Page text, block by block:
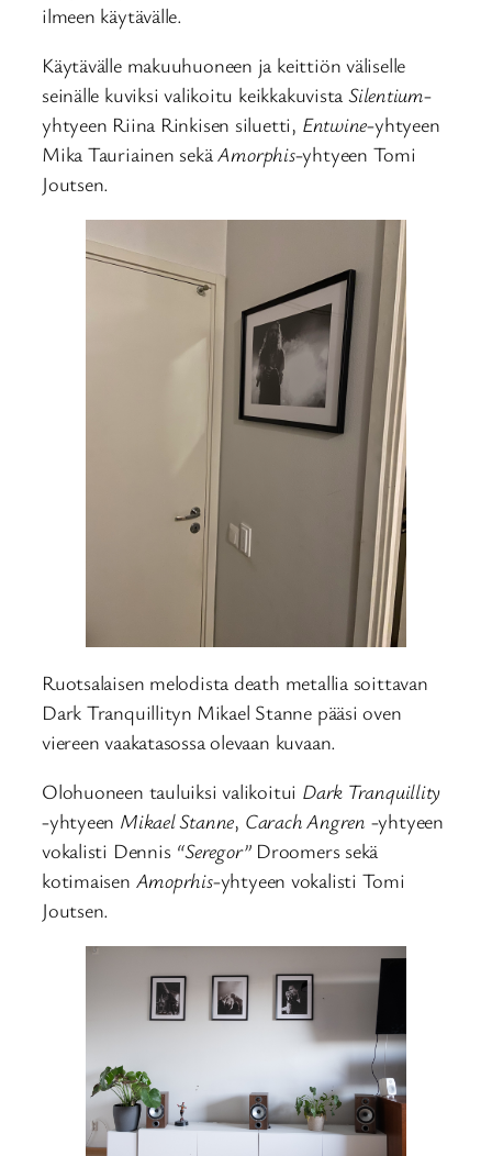
ilmeen käytävälle.
Käytävälle makuuhuoneen ja keittiön väliselle
seinälle kuviksi valikoitu keikkakuvista Silentium-
yhtyeen Riina Rinkisen siluetti, Entwine-yhtyeen
Mika Tauriainen sekäAmorphis-yhtyeen Tomi
Joutsen.
Ruotsalaisen melodista death metallia soittavan
Dark Tranquillityn Mikael Stanne pääsi oven
viereen vaakatasossa olevaan kuvaan.
Olohuoneen tauluiksi valikoitui Dark Tranquillity
-yhtyeen Mikael Stanne, Carach Angren -yhtyeen
vokalisti Dennis “Seregor”Droomers sekä
kotimaisen Amoprhis-yhtyeen vokalisti Tomi
Joutsen.